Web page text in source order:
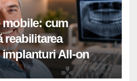
mobile: cum
reabilitarea
All-on